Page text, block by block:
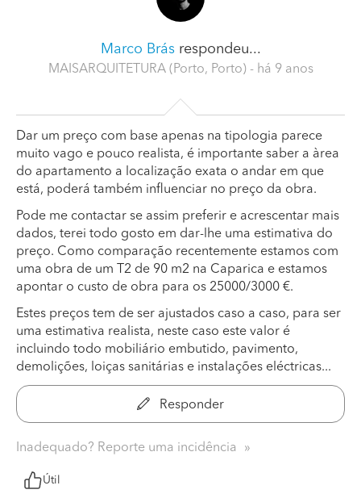
Marco Brás respondeu...
MAISARQUITETURA (Porto, Porto) - há 9 anos
Dar um preço com base apenas na tipologia parece
muito vago e pouco realista, é importante saber a àrea
do apartamento a localização exata o andar em que
está, poderá também influenciar no preço da obra.
Pode me contactar se assim preferir e acrescentar mais
dados, terei todo gosto em dar-lhe uma estimativa do
preço. Como comparação recentemente estamos com
uma obra de um T2 de 90 m2 na Caparica e estamos
apontar o custo de obra para os 25000/3000 €.
Estes preços tem de ser ajustados caso a caso, para ser
uma estimativa realista, neste caso este valor é
incluindo todo mobiliário embutido, pavimento,
demolições, loiças sanitárias e instalações eléctricas...
Responder
Inadequado? Reporte uma incidência
Útil